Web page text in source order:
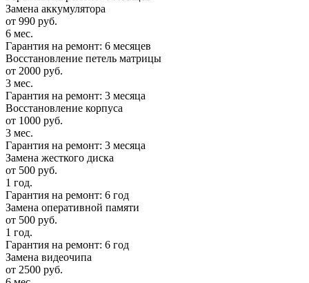
Замена аккумулятора
от 990 руб.
6 мес.
Гарантия на ремонт: 6 месяцев
Восстановление петель матрицы
от 2000 руб.
3 мес.
Гарантия на ремонт: 3 месяца
Восстановление корпуса
от 1000 руб.
3 мес.
Гарантия на ремонт: 3 месяца
Замена жесткого диска
от 500 руб.
1 год.
Гарантия на ремонт: 6 год
Замена оперативной памяти
от 500 руб.
1 год.
Гарантия на ремонт: 6 год
Замена видеочипа
от 2500 руб.